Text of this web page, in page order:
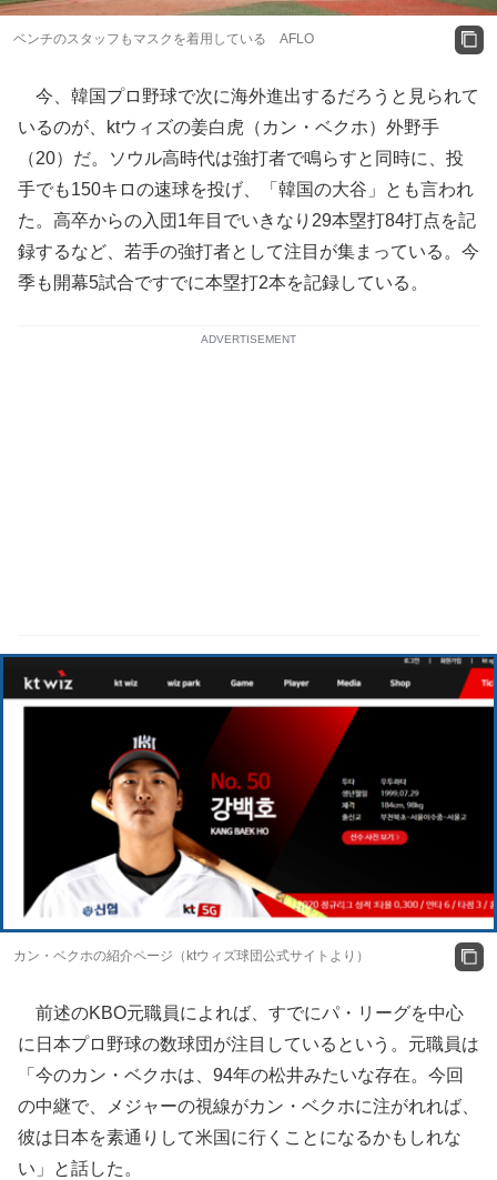
ベンチのスタッフもマスクを着用している AFLO
今、韓国プロ野球で次に海外進出するだろうと見られて
いるのが、ktウィズの姜白虎（カン・ベクホ）外野手
（20）だ。ソウル高時代は強打者で鳴らすと同時に、投
手でも150キロの速球を投げ、「韓国の大谷」とも言われ
た。高卒からの入団1年目でいきなり29本塁打84打点を記
録するなど、若手の強打者として注目が集まっている。今
季も開幕5試合ですでに本塁打2本を記録している。
ADVERTISEMENT
カン・ベクホの紹介ページ（ktウィズ球団公式サイトより）
前述のKBO元職員によれば、すでにパ・リーグを中心
に日本プロ野球の数球団が注目しているという。元職員は
「今のカン・ベクホは、94年の松井みたいな存在。今回
の中継で、メジャーの視線がカン・ベクホに注がれれば、
彼は日本を素通りして米国に行くことになるかもしれな
い」と話した。